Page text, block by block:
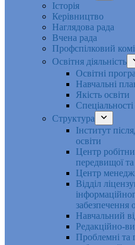
Історія
Керівництво
Наглядова рада
Вчена рада
Профспілковий
Освітня діяльність
Освітні
Навчальні
Якість освіти
Структура
Інститут
освіти
Центр
передвищої
Центр
Відділ
забезпечення
Навчальний
Редакційно-
Проблемні та